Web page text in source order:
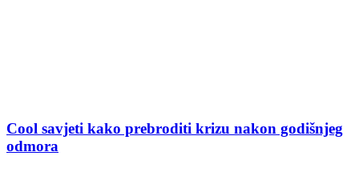
Cool savjeti kako prebroditi krizu nakon godišnjeg
odmora